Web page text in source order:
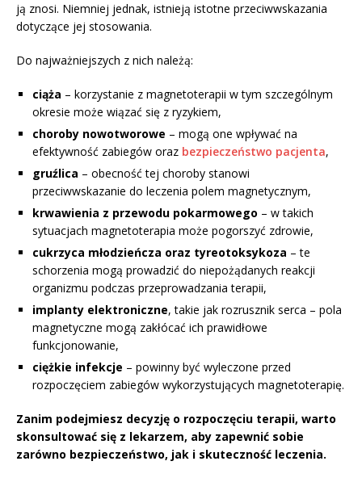
ją znosi. Niemniej jednak, istnieją istotne przeciwwskazania
dotyczące jej stosowania.
Do najważniejszych z nich należą:
ciąża – korzystanie z magnetoterapii w tym szczególnym
okresie może wiązać się z ryzykiem,
choroby nowotworowe – mogą one wpływać na
efektywność zabiegów oraz bezpieczeństwo pacjenta,
gruźlica – obecność tej choroby stanowi
przeciwwskazanie do leczenia polem magnetycznym,
krwawienia z przewodu pokarmowego – w takich
sytuacjach magnetoterapia może pogorszyć zdrowie,
cukrzyca młodzieńcza oraz tyreotoksykoza – te
schorzenia mogą prowadzić do niepożądanych reakcji
organizmu podczas przeprowadzania terapii,
implanty elektroniczne, takie jak rozrusznik serca – pola
magnetyczne mogą zakłócać ich prawidłowe
funkcjonowanie,
ciężkie infekcje – powinny być wyleczone przed
rozpoczęciem zabiegów wykorzystujących magnetoterapię.
Zanim podejmiesz decyzję o rozpoczęciu terapii, warto
skonsultować się z lekarzem, aby zapewnić sobie
zarówno bezpieczeństwo, jak i skuteczność leczenia.